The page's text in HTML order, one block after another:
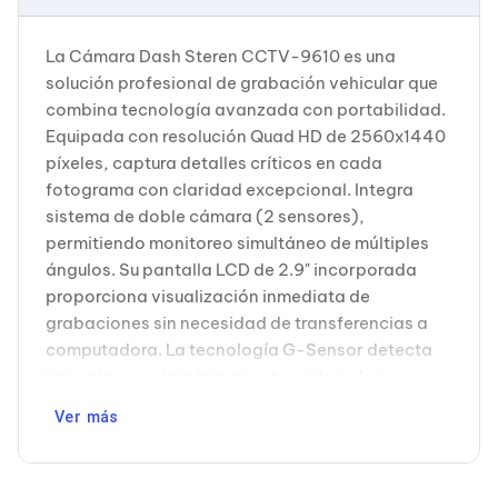
Fuentes de Poder
Enfriamiento para Servidores
Soportes y Paneles
Sistemas Operativos para Servidores
Servidores
Soportes de Datos
Ultrium
Discos Duros / SSD / NAS
Accesorios para Discos Duros
Gabinetes de Discos Duros
Discos Duros Externos
Discos Duros para NAS
Discos Duros para Videovigilancia
Discos Duros para Servidores
Accesorios para SSD
Almacenamiento MSA
Discos Duros Internos para PC
Discos Duros Internos para Laptop
La Cámara Dash Steren CCTV-9610 es una
solución profesional de grabación vehicular que
combina tecnología avanzada con portabilidad.
Equipada con resolución Quad HD de 2560x1440
píxeles, captura detalles críticos en cada
fotograma con claridad excepcional. Integra
sistema de doble cámara (2 sensores),
permitiendo monitoreo simultáneo de múltiples
ángulos. Su pantalla LCD de 2.9" incorporada
proporciona visualización inmediata de
grabaciones sin necesidad de transferencias a
computadora. La tecnología G-Sensor detecta
accidental. Soporta grabación en bucle continuo,
Ver más